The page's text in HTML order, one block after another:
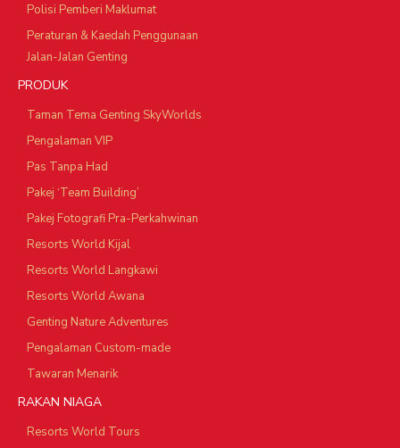
Polisi Pemberi Maklumat
Peraturan & Kaedah Penggunaan
Jalan-Jalan Genting
PRODUK
Taman Tema Genting SkyWorlds
Pengalaman VIP
Pas Tanpa Had
Pakej ‘Team Building’
Pakej Fotografi Pra-Perkahwinan
Resorts World Kijal
Resorts World Langkawi
Resorts World Awana
Genting Nature Adventures
Pengalaman Custom-made
Tawaran Menarik
RAKAN NIAGA
Resorts World Tours